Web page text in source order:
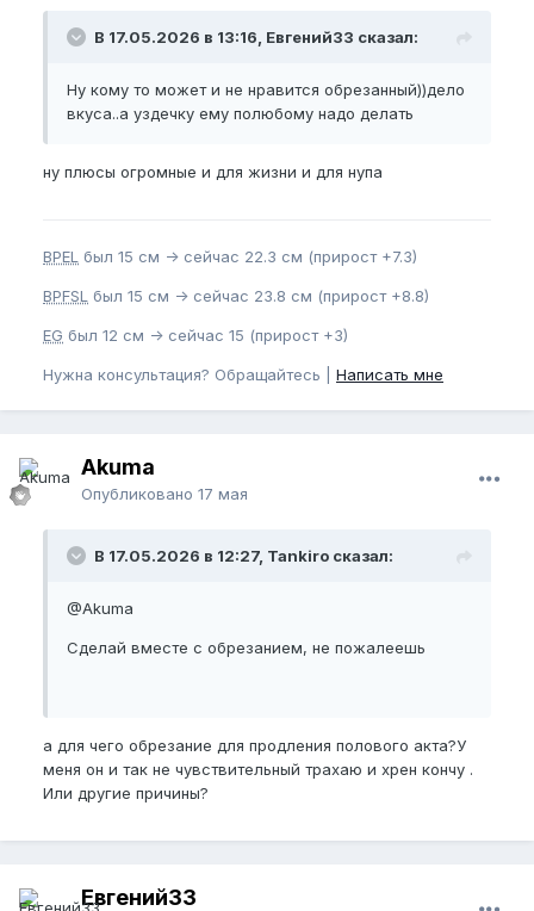
В 17.05.2026 в 13:16, Евгений33 сказал:
Ну кому то может и не нравится обрезанный))дело
вкуса..а уздечку ему полюбому надо делать
ну плюсы огромные и для жизни и для нупа
BPEL был 15 см -> сейчас 22.3 см (прирост +7.3)
BPFSL был 15 см -> сейчас 23.8 см (прирост +8.8)
EG был 12 см -> сейчас 15 (прирост +3)
Нужна консультация? Обращайтесь | Написать мне
Akuma
Опубликовано 17 мая
В 17.05.2026 в 12:27, Tankiro сказал:
@Akuma
Сделай вместе с обрезанием, не пожалеешь
а для чего обрезание для продления полового акта?У
меня он и так не чувствительный трахаю и хрен кончу .
Или другие причины?
Евгений33